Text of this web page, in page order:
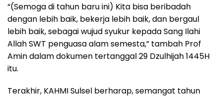
“(Semoga di tahun baru ini) Kita bisa beribadah
dengan lebih baik, bekerja lebih baik, dan bergaul
lebih baik, sebagai wujud syukur kepada Sang Ilahi
Allah SWT penguasa alam semesta,” tambah Prof
Amin dalam dokumen tertanggal 29 Dzulhijah 1445H
itu.
Terakhir, KAHMI Sulsel berharap, semangat tahun